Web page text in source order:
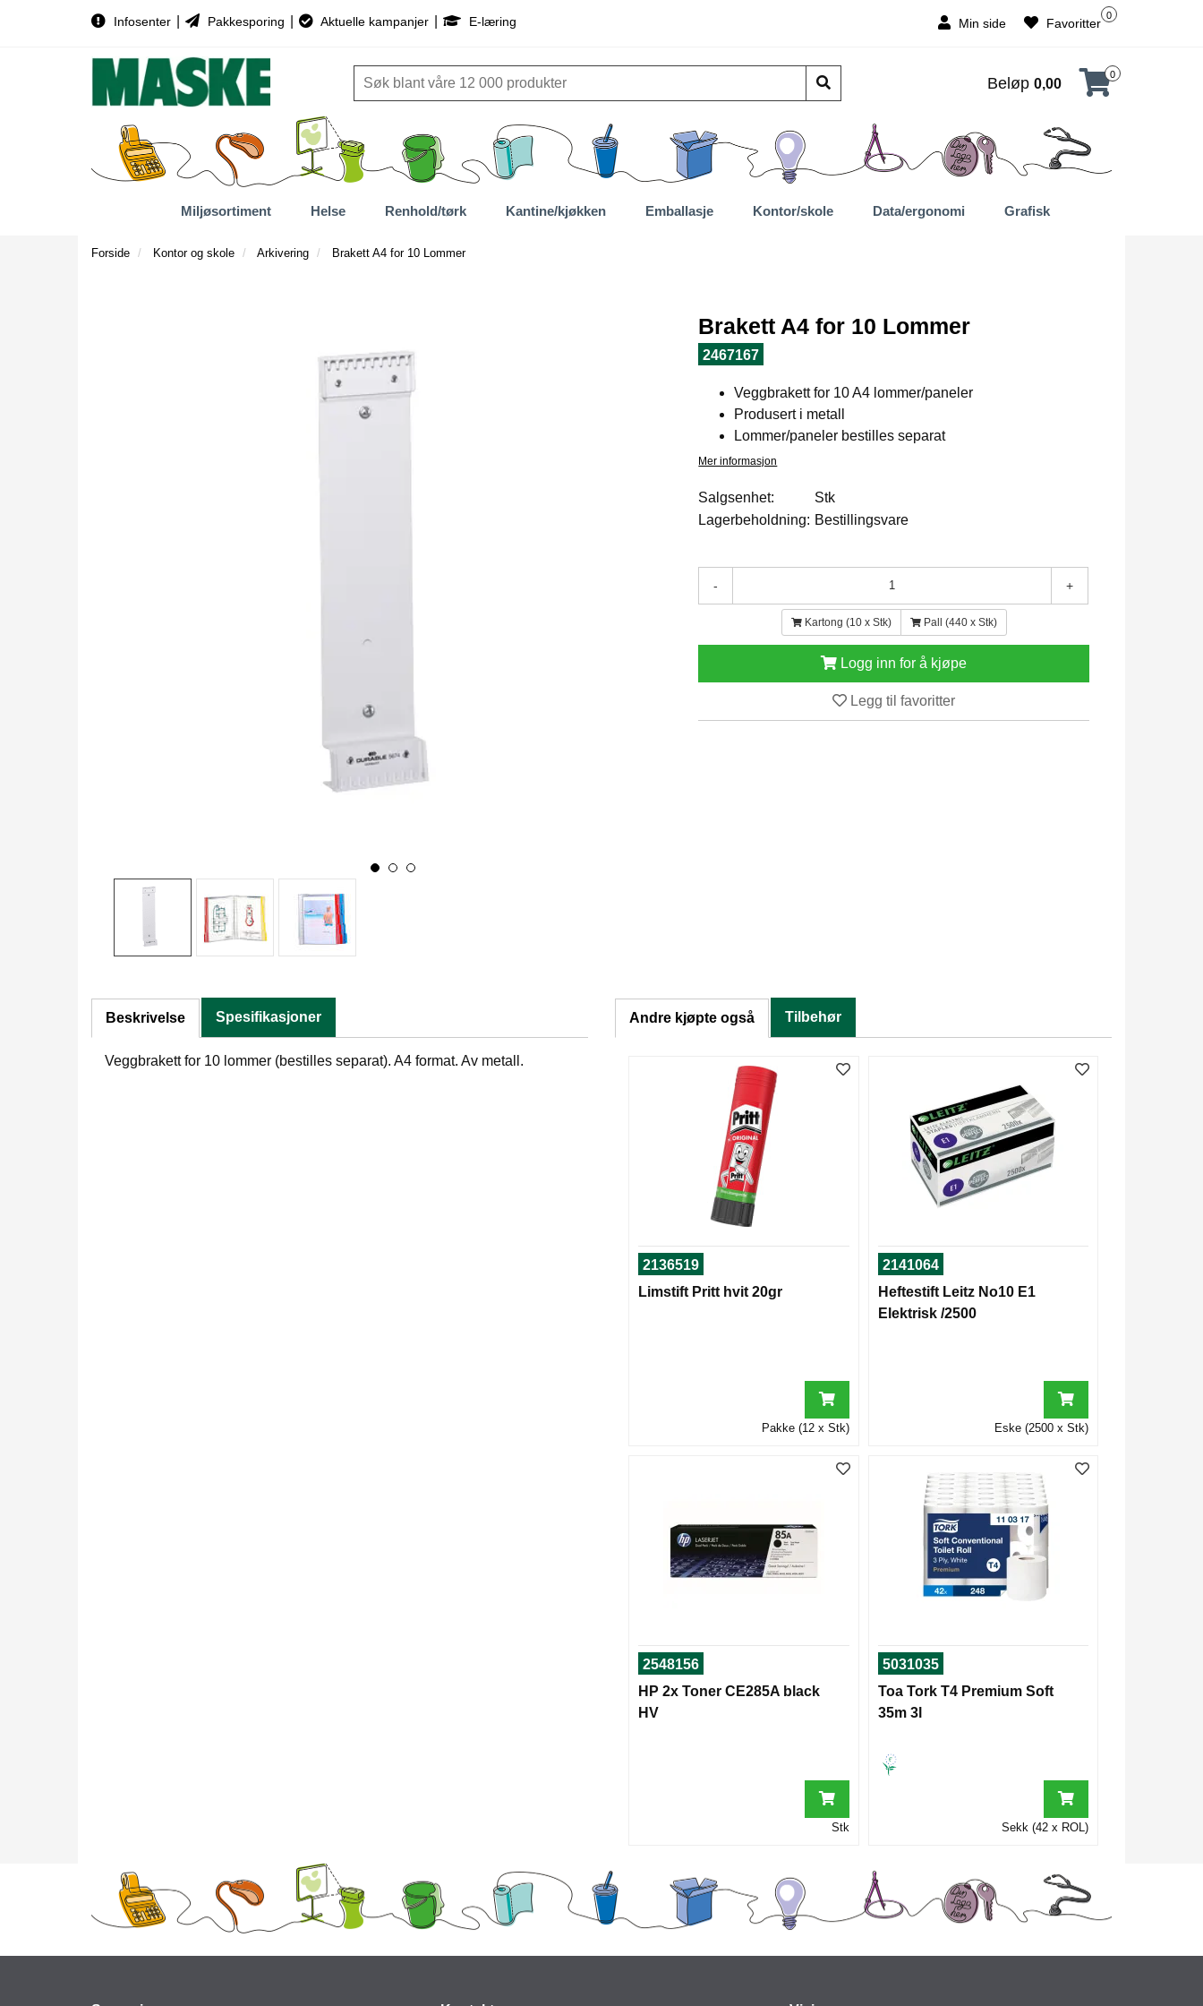
Infosenter Pakkesporing Aktuelle kampanjer E-læring Min side
0
Favoritter
Beløp 0,00
0
Miljøsortiment Helse Renhold/tørk Kantine/kjøkken Emballasje Kontor/skole Data/ergonomi Grafisk
Forside Kontor og skole Arkivering Brakett A4 for 10 Lommer
Brakett A4 for 10 Lommer
2467167
Veggbrakett for 10 A4 lommer/paneler
Produsert i metall
Lommer/paneler bestilles separat
Mer informasjon
Salgsenhet:
Stk
Lagerbeholdning: Bestillingsvare
- +
Kartong (10 x Stk) Pall (440 x Stk)
Logg inn for å kjøpe
Legg til favoritter
Beskrivelse Spesifikasjoner
Veggbrakett for 10 lommer (bestilles separat). A4 format. Av metall.
Andre kjøpte også Tilbehør
2136519
Limstift Pritt hvit 20gr
Pakke (12 x Stk)
2141064
Heftestift Leitz No10 E1
Elektrisk /2500
Eske (2500 x Stk)
2548156
HP 2x Toner CE285A black
HV
Stk
5031035
Toa Tork T4 Premium Soft
35m 3l
Sekk (42 x ROL)